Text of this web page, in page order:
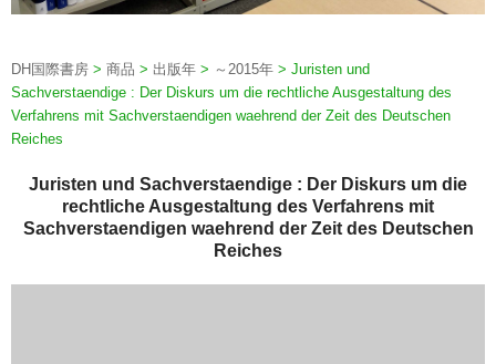
DH国際書房 > 商品 > 出版年 > ～2015年 > Juristen und
Sachverstaendige : Der Diskurs um die rechtliche Ausgestaltung des
Verfahrens mit Sachverstaendigen waehrend der Zeit des Deutschen
Reiches
Juristen und Sachverstaendige : Der Diskurs um die
rechtliche Ausgestaltung des Verfahrens mit
Sachverstaendigen waehrend der Zeit des Deutschen
Reiches